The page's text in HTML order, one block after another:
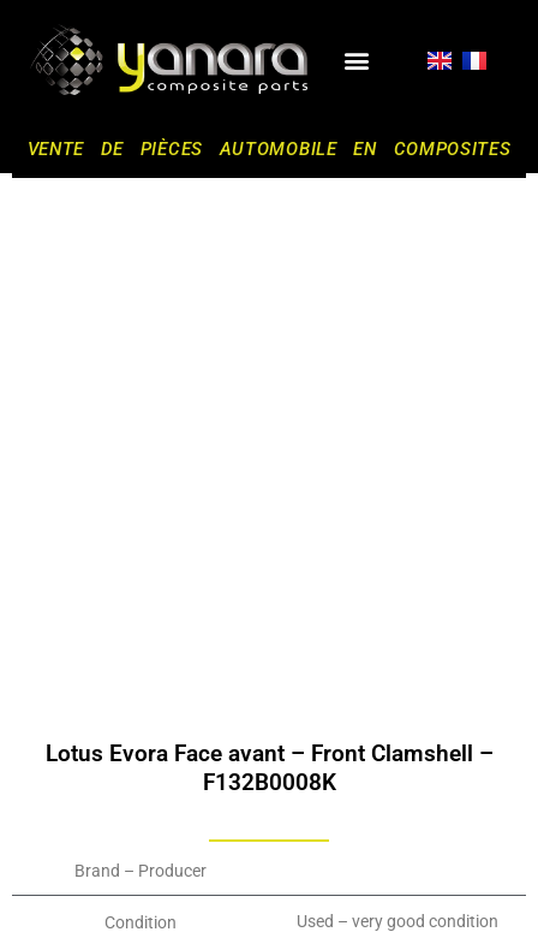
contenu
VENTE DE PIÈCES AUTOMOBILE EN COMPOSITES
Lotus Evora Face avant – Front Clamshell –
F132B0008K
Brand – Producer
Condition Used – very good condition